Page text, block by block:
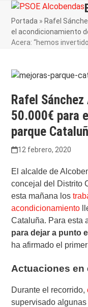
Skip
content
Open
mobile
menu
Close
mobile
menu
Portada » Rafel
el acondicionamiento
Acera: “hemos
Rafel
50.000€ para
parque
12 febrero, 2020
El alcalde de
concejal del Distrito
esta mañana los
acondicionamiento
Cataluña. Para esta
para dejar a punto
ha afirmado el
Actuaciones en
Durante el recorrido,
supervisado